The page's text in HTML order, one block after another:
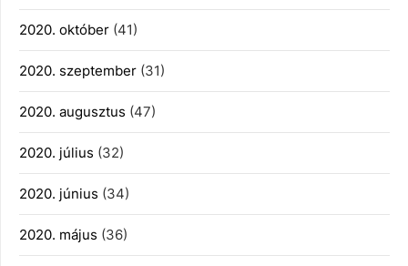
2020. október (41)
2020. szeptember (31)
2020. augusztus (47)
2020. július (32)
2020. június (34)
2020. május (36)